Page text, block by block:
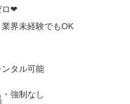
ロ❤
界未経験でもOK
タル可能
強制なし